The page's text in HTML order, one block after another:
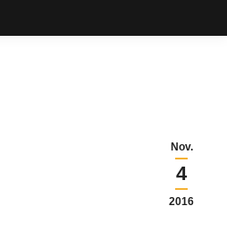
Nov.
4
2016